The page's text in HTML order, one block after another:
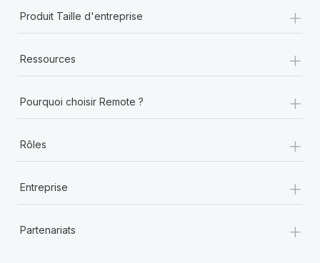
Produit Taille d'entreprise +
Ressources +
Pourquoi choisir Remote ? +
Rôles +
Entreprise +
Partenariats +